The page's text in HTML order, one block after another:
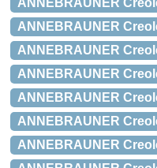
ANNEBRAUNER
ANNEBRAUNER
ANNEBRAUNER
ANNEBRAUNER
ANNEBRAUNER
ANNEBRAUNER
ANNEBRAUNER